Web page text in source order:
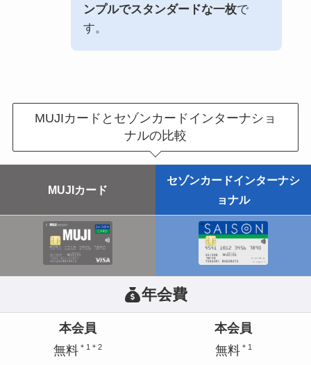
ンプルでスタンダードな一枚で
す。
MUJIカードとセゾンカードインターナショ
ナルの比較
MUJIカード
セゾンカードインターナシ
ョナル
年会費
本会員
無料 ＊1＊2
本会員
無料 ＊1